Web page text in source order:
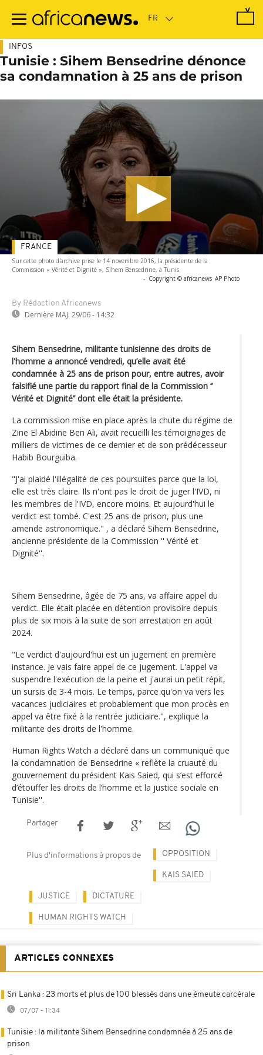
contenu
INFOS
Tunisie : Sihem Bensedrine dénonce
sa condamnation à 25 ans de prison
Sur cette photo d'archive prise le 14 novembre 2016, la présidente de la
Commission « Vérité et Dignité », Sihem Bensedrine, à Tunis.
- Copyright © africanews AP Photo
By Rédaction Africanews
Dernière MAJ: 29/06 - 14:32
FRANCE
Sihem Bensedrine, militante tunisienne des droits de
l'homme a annoncé vendredi, qu’elle avait été
condamnée à 25 ans de prison pour, entre autres, avoir
falsifié une partie du rapport final de la Commission ‘’
Vérité et Dignité’’ dont elle était la présidente.
La commission mise en place après la chute du régime de
Zine El Abidine Ben Ali, avait recueilli les témoignages de
milliers de victimes de ce dernier et de son prédécesseur
Habib Bourguiba.
"J'ai plaidé l'illégalité de ces poursuites parce que la loi,
elle est très claire. Ils n'ont pas le droit de juger l'IVD, ni
les membres de l'IVD, encore moins. Et aujourd'hui le
verdict est tombé. C'est 25 ans de prison, plus une
amende astronomique." , a déclaré Sihem Bensedrine,
ancienne présidente de la Commission '' Vérité et
Dignité''.
Sihem Bensedrine, âgée de 75 ans, va affaire appel du
verdict. Elle était placée en détention provisoire depuis
plus de six mois à la suite de son arrestation en août
2024.
"Le verdict d'aujourd'hui est un jugement en première
instance. Je vais faire appel de ce jugement. L'appel va
suspendre l'exécution de la peine et j'aurai un petit répit,
un sursis de 3-4 mois. Le temps, parce qu'on va vers les
vacances judiciaires et probablement que mon procès en
appel va être fixé à la rentrée judiciaire.", explique la
militante des droits de l'homme.
Human Rights Watch a déclaré dans un communiqué que
la condamnation de Bensedrine « reflète la cruauté du
gouvernement du président Kais Saied, qui s’est efforcé
d’étouffer les droits de l’homme et la justice sociale en
Tunisie''.
Partager
Plus d'informations à propos de OPPOSITION
KAIS SAIED
JUSTICE DICTATURE
HUMAN RIGHTS WATCH
ARTICLES CONNEXES
Sri Lanka : 23 morts et plus de 100 blessés dans une émeute carcérale
07/07 - 11:34
Tunisie : la militante Sihem Bensedrine condamnée à 25 ans de
prison